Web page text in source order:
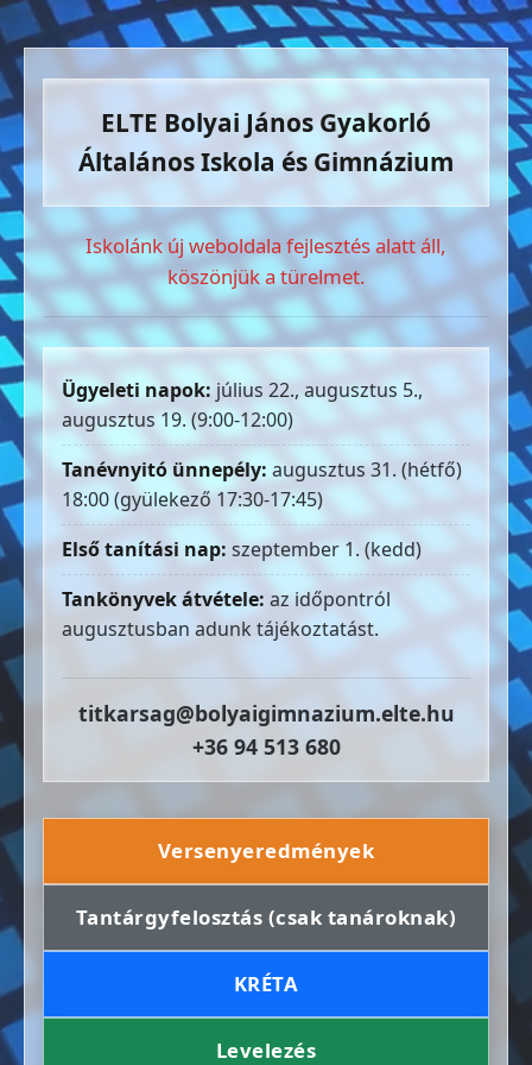
ELTE Bolyai János Gyakorló
Általános Iskola és Gimnázium
Iskolánk új weboldala fejlesztés alatt áll,
köszönjük a türelmet.
Ügyeleti napok: július 22., augusztus 5.,
augusztus 19. (9:00-12:00)
Tanévnyitó ünnepély: augusztus 31. (hétfő)
18:00 (gyülekező 17:30-17:45)
Első tanítási nap: szeptember 1. (kedd)
Tankönyvek átvétele: az időpontról
augusztusban adunk tájékoztatást.
titkarsag@bolyaigimnazium.elte.hu
+36 94 513 680
Versenyeredmények
Tantárgyfelosztás (csak tanároknak)
KRÉTA
Levelezés